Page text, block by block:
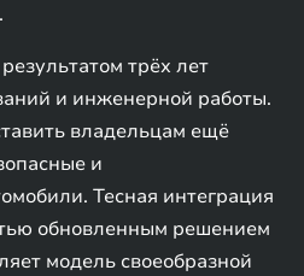
трёх лет
и инженерной работы.
владельцам ещё
и
Тесная интеграция
обновленным решением
модель своеобразной